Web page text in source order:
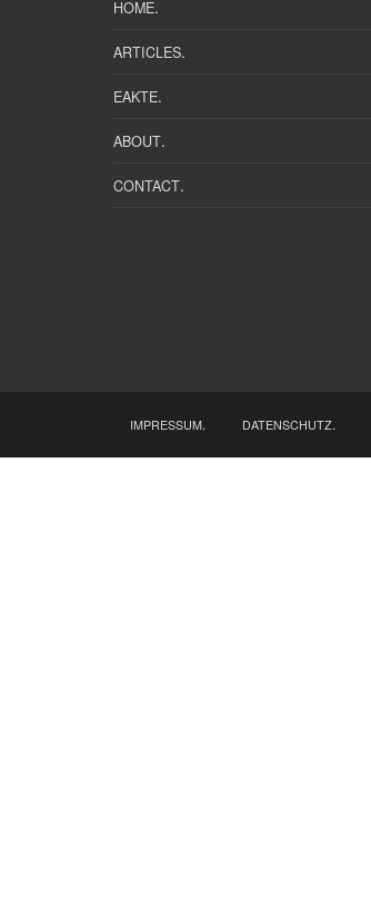
HOME.
ARTICLES.
EAKTE.
ABOUT.
CONTACT.
IMPRESSUM. DATENSCHUTZ.